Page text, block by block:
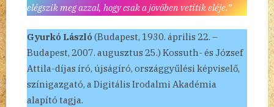
elégszik meg azzal, hogy csak a jövőben vetítik eléje.”
Gyurkó László (Budapest, 1930. április 22. –
Budapest, 2007. augusztus 25.) Kossuth- és József
Attila-díjas író, újságíró, országgyűlési képviselő,
színigazgató, a Digitális Irodalmi Akadémia
alapító tagja.